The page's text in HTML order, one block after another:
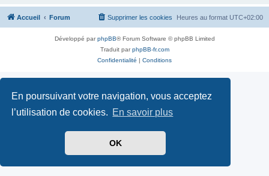
En poursuivant votre navigation, vous acceptez
l’utilisation de cookies. En savoir plus
OK
Accueil Forum Heures au format UTC+02:00
Supprimer les cookies
Développé parphpBB® Forum Software © phpBB Limited
Traduit parphpBB-fr.com
Confidentialité | Conditions